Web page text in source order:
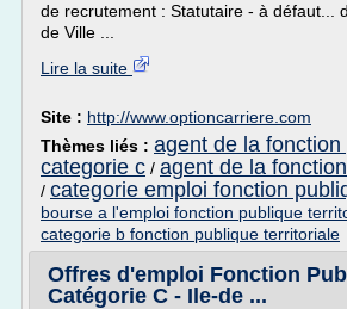
de recrutement : Statutaire - à défaut...
de Ville ...
Lire la suite
Site : http://www.optioncarriere.com
Thèmes liés : agent de la fonction
categorie c / agent de la
/ categorie emploi fonction
bourse a l'emploi fonction publique
categorie b fonction publique territoriale
Offres d'emploi Fonction
Catégorie C - Ile-de ...